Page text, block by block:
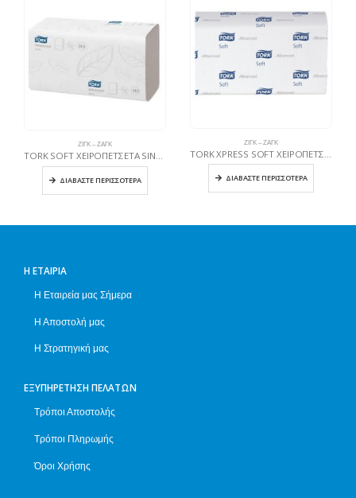
ΖΙΓΚ – ΖΑΓΚ
TORK SOFT ΧΕΙΡΟΠΕΤΣΕΤΑ SINGLEFOLD
ΔΙΑΒΆΣΤΕ ΠΕΡΙΣΣΌΤΕΡΑ
ΖΙΓΚ – ΖΑΓΚ
ΔΙΑΒΆΣΤΕ ΠΕΡΙΣΣΌΤΕΡΑ
Η ΕΤΑΙΡΊΑ
Η Εταιρεία μας Σήμερα
Η Αποστολή μας
Η Στρατηγική μας
ΕΞΥΠΗΡΈΤΗΣΗ ΠΕΛΑΤΏΝ
Τρόποι Αποστολής
Τρόποι Πληρωμής
Όροι Χρήσης